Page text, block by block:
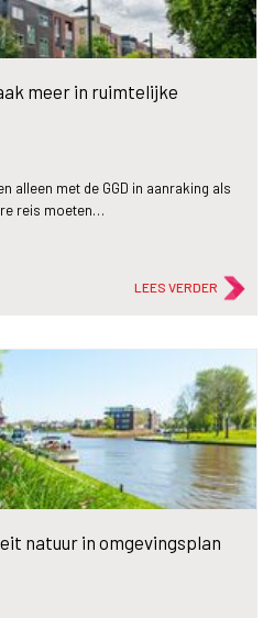
meer in ruimtelijke
alleen met de GGD in aanraking als
reis moeten…
LEES VERDER
natuur in omgevingsplan